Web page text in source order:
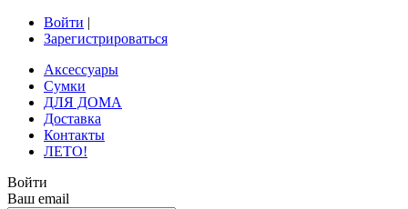
Войти |
Зарегистрироваться
Аксессуары
Сумки
ДЛЯ ДОМА
Доставка
Контакты
ЛЕТО!
Войти
Ваш email